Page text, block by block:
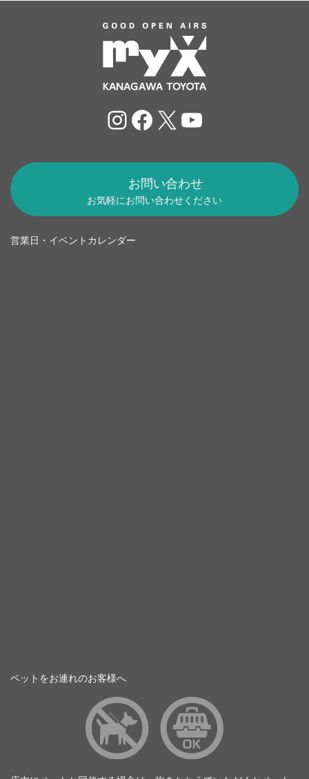
Instagram
Facebook
X YouTube
お問い合わせ
お気軽にお問い合わせください
営業日・イベントカレンダー
ペットをお連れのお客様へ